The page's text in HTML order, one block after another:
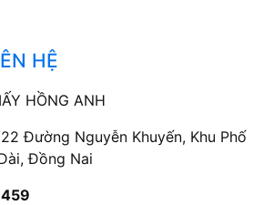
HỆ
HỒNG ANH
Đường Nguyễn Khuyến, Khu Phố
Đồng Nai